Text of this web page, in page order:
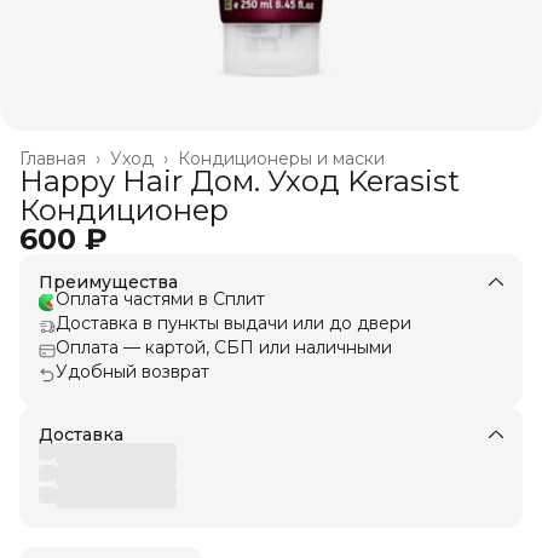
Кондиционеры и маски
Уход ›
Главная ›
Happy Hair Дом. Уход Kerasist
Кондиционер
600 ₽
Преимущества
Оплата частями в Сплит
Доставка в пункты выдачи или до двери
Оплата — картой, СБП или наличными
Удобный возврат
Доставка